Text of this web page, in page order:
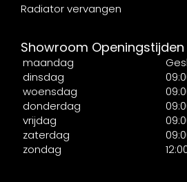
Radiator vervangen
Showroom Openingstijden
maandag
dinsdag
woensdag
donderdag
vrijdag
zaterdag
zondag